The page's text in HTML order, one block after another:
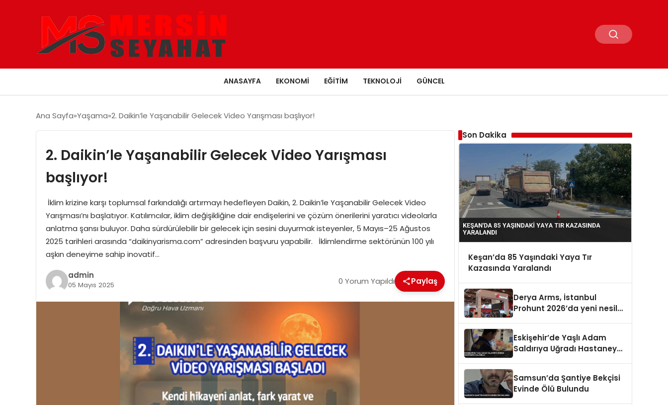
ANASAYFA EKONOMI EĞITIM TEKNOLOJI GÜNCEL
Ana Sayfa Yaşama 2. Daikin’le Yaşanabilir Gelecek Video Yarışması başlıyor!
2. Daikin’le Yaşanabilir Gelecek Video Yarışması
başlıyor!
İklim krizine karşı toplumsal farkındalığı artırmayı hedefleyen Daikin, 2. Daikin’le Yaşanabilir Gelecek Video
Yarışması’nı başlatıyor. Katılımcılar, iklim değişikliğine dair endişelerini ve çözüm önerilerini yaratıcı videolarla
anlatma şansı buluyor. Daha sürdürülebilir bir gelecek için sesini duyurmak isteyenler, 5 Mayıs–25 Ağustos
2025 tarihleri arasında “daikinyarisma.com” adresinden başvuru yapabilir. İklimlendirme sektörünün 100 yılı
aşkın deneyime sahip inovatif…
admin
05 Mayıs 2025 0 Yorum Yapıldı Paylaş
Son Dakika
Keşan’da 85 Yaşındaki Yaya Tır
Kazasında Yaralandı
Derya Arms, İstanbul
Prohunt 2026’da yeni nesil
Eskişehir’de Yaşlı Adam
Saldırıya Uğradı Hastaneye
Samsun’da Şantiye Bekçisi
Evinde Ölü Bulundu